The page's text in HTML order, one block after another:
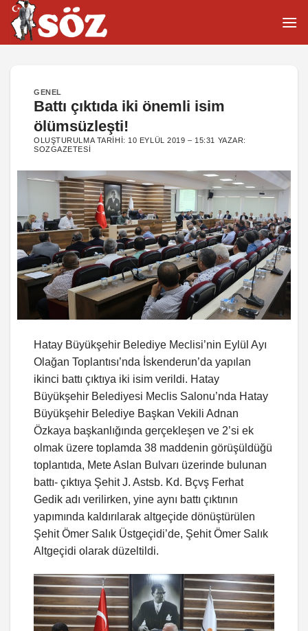
İçeriğe
atla
GENEL
Battı çıktıda iki önemli isim
ölümsüzleşti!
OLUŞTURULMA TARIHI: 10 EYLÜL 2019 – 15:31 YAZAR:
SOZGAZETESI
Hatay Büyükşehir Belediye Meclisi’nin Eylül Ayı
Olağan Toplantısı’nda İskenderun’da yapılan
ikinci battı çıktıya iki isim verildi. Hatay
Büyükşehir Belediyesi Meclis Salonu’nda Hatay
Büyükşehir Belediye Başkan Vekili Adnan
Özkaya başkanlığında gerçekleşen ve 2’si ek
olmak üzere toplamda 38 maddenin görüşüldüğü
toplantıda, Mete Aslan Bulvarı üzerinde bulunan
battı- çıktıya Şehit J. Astsb. Kd. Bçvş Ferhat
Gedik adı verilirken, yine aynı battı çıktının
yapımında kaldırılarak altgeçide dönüştürülen
Şehit Ömer Salık Üstgeçidi’de, Şehit Ömer Salık
Altgeçidi olarak düzeltildi.